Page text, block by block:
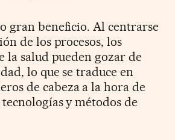
gran beneficio. Al centrarse
de los procesos, los
la salud pueden gozar de
lo que se traduce en
de cabeza a la hora de
y métodos de